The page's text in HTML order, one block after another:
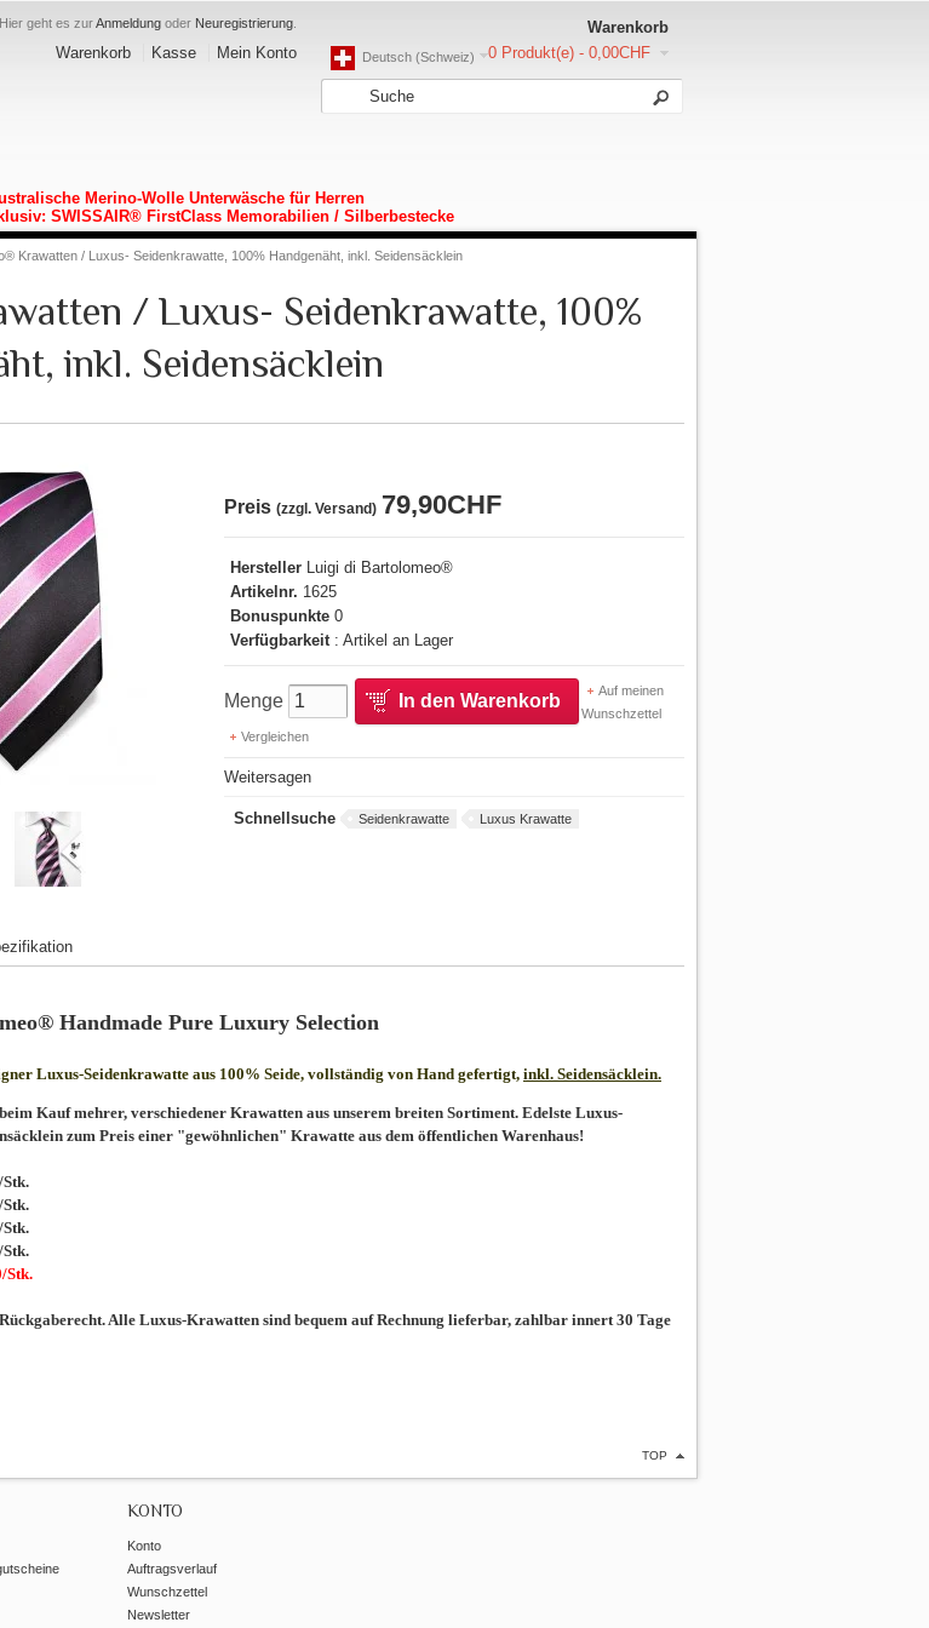
Hier geht es zurAnmeldung oder Neuregistrierung
Warenkorb Kasse Mein Konto
Warenkorb
0 Produkt(e) - 0,00CHF
Deutsch (Schweiz)
Merino-Wolle Unterwäsche für Herren
SWISSAIR® FirstClass Memorabilien / Silberbestecke
Krawatten / Luxus- Seidenkrawatte, 100% Handgenäht, inkl. Seidensäcklein
/ Luxus- Seidenkrawatte, 100%
inkl. Seidensäcklein
Preis (zzgl. Versand) 79,90CHF
Hersteller Luigi di Bartolomeo®
Artikelnr. 1625
Bonuspunkte 0
Verfügbarkeit : Artikel an Lager
Menge In den Warenkorb
Auf meinen
Wunschzettel
Vergleichen
Weitersagen
Schnellsuche Seidenkrawatte Luxus Krawatte
Handmade Pure Luxury Selection
Luxus-Seidenkrawatte aus 100% Seide, vollständig von Hand gefertigt,inkl. Seidensäcklein.
Kauf mehrer, verschiedener Krawatten aus unserem breiten Sortiment. Edelste Luxus-
zum Preis einer "gewöhnlichen" Krawatte aus dem öffentlichen Warenhaus!
Stk.
Stk.
Alle Luxus-Krawatten sind bequem auf Rechnung lieferbar, zahlbar innert 30 Tage
TOP
KONTO
Konto
Auftragsverlauf
Wunschzettel
Newsletter